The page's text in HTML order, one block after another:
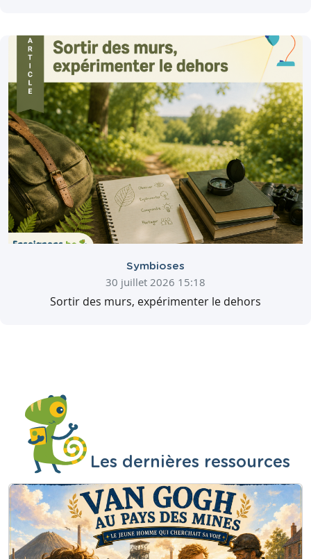
Symbioses
30 juillet 2026 15:18
Sortir des murs, expérimenter le dehors
Les dernières ressources